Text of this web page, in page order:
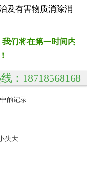
及有害物质消除消
我们将在第一时间内
：18718568168
的记录
失大